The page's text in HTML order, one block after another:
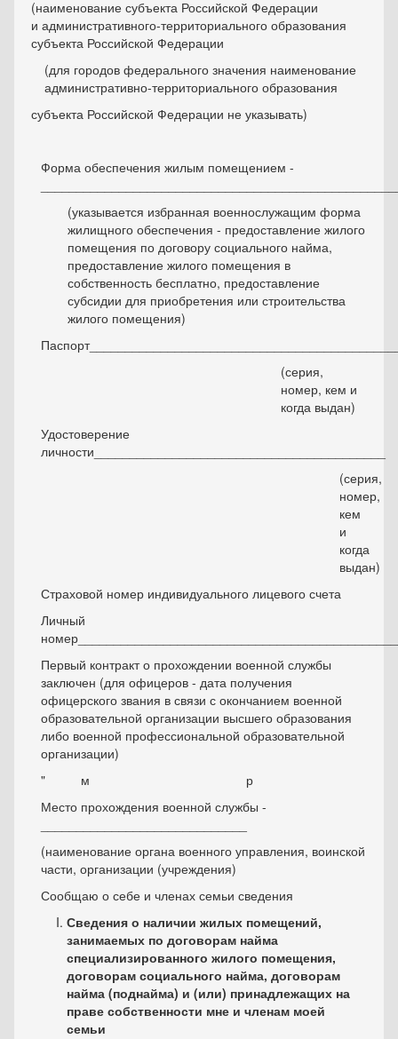
(наименование субъекта Российской Федерации
и административного-территориального образования
субъекта Российской Федерации
(для городов федерального значения наименование
административно-территориального образования
субъекта Российской Федерации не указывать)
Форма обеспечения жилым помещением -
(указывается избранная военнослужащим форма
жилищного обеспечения - предоставление жилого
помещения по договору социального найма,
предоставление жилого помещения в
собственность бесплатно, предоставление
субсидии для приобретения или строительства
жилого помещения)
(серия,
номер, кем и
когда выдан)
Удостоверение
личности_________________________________________
(серия,
номер,
кем
и
когда
выдан)
Страховой номер индивидуального лицевого счета
Личный
Первый контракт о прохождении военной службы
заключен (для офицеров - дата получения
офицерского звания в связи с окончанием военной
образовательной организации высшего образования
либо военной профессиональной образовательной
организации)
" м р
Место прохождения военной службы -
(наименование органа военного управления, воинской
части, организации (учреждения)
Сообщаю о себе и членах семьи сведения
Сведения о наличии жилых помещений,
занимаемых по договорам найма
специализированного жилого помещения,
договорам социального найма, договорам
найма (поднайма) и (или) принадлежащих на
праве собственности мне и членам моей
семьи